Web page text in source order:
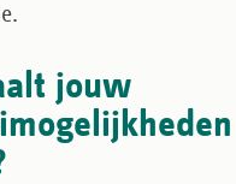
jouw